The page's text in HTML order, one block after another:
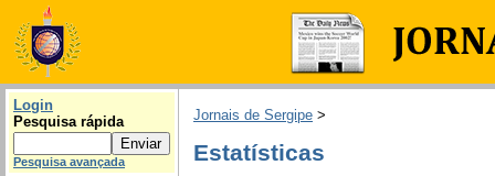
Login
Pesquisa rápida
Pesquisa avançada
Jornais de Sergipe >
Estatísticas